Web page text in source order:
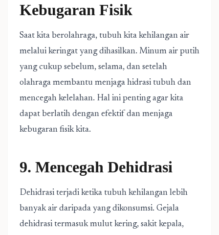
Kebugaran Fisik
Saat kita berolahraga, tubuh kita kehilangan air
melalui keringat yang dihasilkan. Minum air putih
yang cukup sebelum, selama, dan setelah
olahraga membantu menjaga hidrasi tubuh dan
mencegah kelelahan. Hal ini penting agar kita
dapat berlatih dengan efektif dan menjaga
kebugaran fisik kita.
9. Mencegah Dehidrasi
Dehidrasi terjadi ketika tubuh kehilangan lebih
banyak air daripada yang dikonsumsi. Gejala
dehidrasi termasuk mulut kering, sakit kepala,